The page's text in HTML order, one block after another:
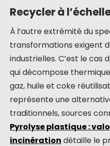
Recycler à
À l’autre extrémité du
transformations exigent
industrielles. C’est le cas
qui décompose
gaz, huile et coke
représente une
traditionnels, sources
Pyrolyse plastique :
incinération détaille le